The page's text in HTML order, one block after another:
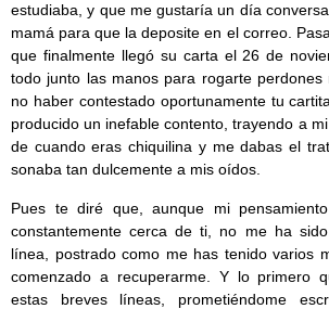
estudiaba, y que me gustaría un día
mamá para que la deposite en el correo.
que finalmente llegó su carta el 26 de
todo junto las manos para rogarte
no haber contestado oportunamente tu
producido un inefable contento, trayendo a
de cuando eras chiquilina y me dabas el
sonaba tan dulcemente a mis oídos.
Pues te diré que, aunque mi
constantemente cerca de ti, no me ha
línea, postrado como me has tenido varios
comenzado a recuperarme. Y lo primero
estas breves líneas, prometiéndome